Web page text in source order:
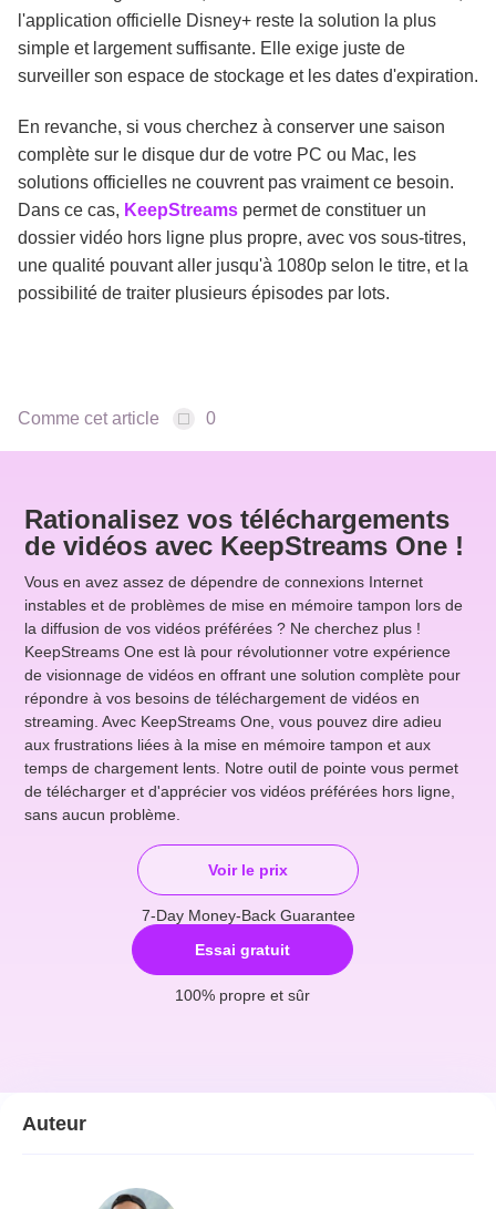
l'application officielle Disney+ reste la solution la plus
simple et largement suffisante. Elle exige juste de
surveiller son espace de stockage et les dates d'expiration.
En revanche, si vous cherchez à conserver une saison
complète sur le disque dur de votre PC ou Mac, les
solutions officielles ne couvrent pas vraiment ce besoin.
Dans ce cas, KeepStreams permet de constituer un
dossier vidéo hors ligne plus propre, avec vos sous-titres,
une qualité pouvant aller jusqu'à 1080p selon le titre, et la
possibilité de traiter plusieurs épisodes par lots.
Comme cet article 0
Rationalisez vos téléchargements
de vidéos avec KeepStreams One !
Vous en avez assez de dépendre de connexions Internet
instables et de problèmes de mise en mémoire tampon lors de
la diffusion de vos vidéos préférées ? Ne cherchez plus !
KeepStreams One est là pour révolutionner votre expérience
de visionnage de vidéos en offrant une solution complète pour
répondre à vos besoins de téléchargement de vidéos en
streaming. Avec KeepStreams One, vous pouvez dire adieu
aux frustrations liées à la mise en mémoire tampon et aux
temps de chargement lents. Notre outil de pointe vous permet
de télécharger et d'apprécier vos vidéos préférées hors ligne,
sans aucun problème.
Essai gratuit
100% propre et sûr
Voir le prix
7-Day Money-Back Guarantee
Auteur